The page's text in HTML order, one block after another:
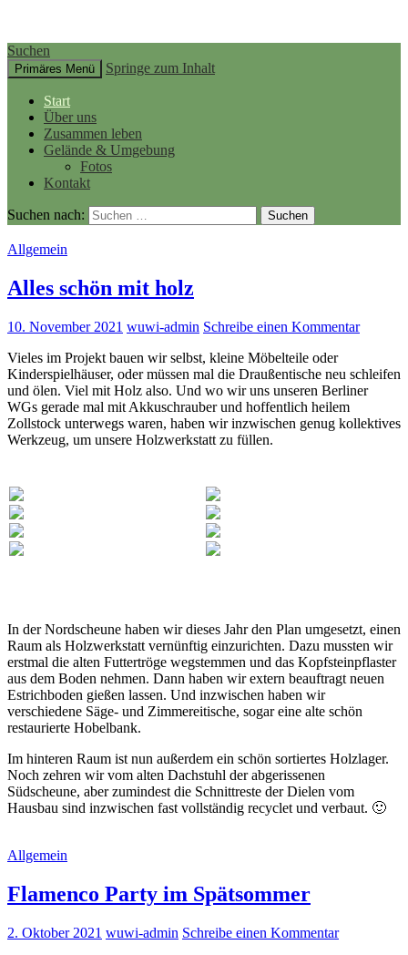
Suchen
Primäres Menü Springe zum Inhalt
Start
Über uns
Zusammen leben
Gelände & Umgebung
Fotos
Kontakt
Suchen nach:
Allgemein
Alles schön mit holz
10. November 2021 wuwi-admin Schreibe einen Kommentar
Vieles im Projekt bauen wir selbst, kleine Möbelteile oder
Kinderspielhäuser, oder müssen mal die Draußentische neu schleifen
und ölen. Viel mit Holz also. Und wo wir uns unseren Berliner
WGs gerade mal mit Akkuschrauber und hoffentlich heilem
Zollstock unterwegs waren, haben wir inzwischen genug kollektives
Werkzeug, um unsere Holzwerkstatt zu füllen.
In der Nordscheune haben wir dieses Jahr den Plan umgesetzt, einen
Raum als Holzwerkstatt vernünftig einzurichten. Dazu mussten wir
erstmal die alten Futtertröge wegstemmen und das Kopfsteinpflaster
aus dem Boden nehmen. Dann haben wir extern beauftragt neuen
Estrichboden gießen lassen. Und inzwischen haben wir
verschiedene Säge- und Zimmereitische, sogar eine alte schön
restaurierte Hobelbank.
Im hinteren Raum ist nun außerdem ein schön sortiertes Holzlager.
Noch zehren wir vom alten Dachstuhl der abgerissenen
Südscheune, aber zumindest die Schnittreste der Dielen vom
Hausbau sind inzwischen fast vollständig recyclet und verbaut. 🙂
Allgemein
Flamenco Party im Spätsommer
2. Oktober 2021 wuwi-admin Schreibe einen Kommentar